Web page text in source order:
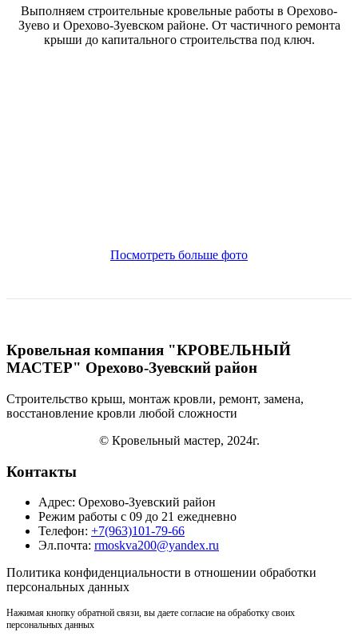
Выполняем строительные кровельные работы в Орехово-
Зуево и Орехово-Зуевском районе. От частичного ремонта
крыши до капитального строительства под ключ.
Посмотреть больше фото
Кровельная компания "КРОВЕЛЬНЫЙ
МАСТЕР" Орехово-Зуевский район
Строительство крыш, монтаж кровли, ремонт, замена,
восстановление кровли любой сложности
© Кровельный мастер, 2024г.
Контакты
Адрес: Орехово-Зуевский район
Режим работы с 09 до 21 ежедневно
Телефон: +7(963)101-79-66
Эл.почта: rmoskva200@yandex.ru
Политика конфиденциальности в отношении обработки
персональных данных
Нажимая кнопку обратной связи, вы даете согласие на обработку своих
персональных данных